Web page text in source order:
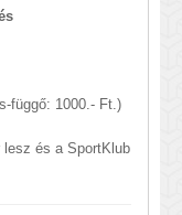
függő: 1000.- Ft.)
lesz és a SportKlub